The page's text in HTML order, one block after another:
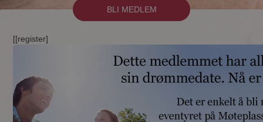
BLI MEDLEM
[[register]